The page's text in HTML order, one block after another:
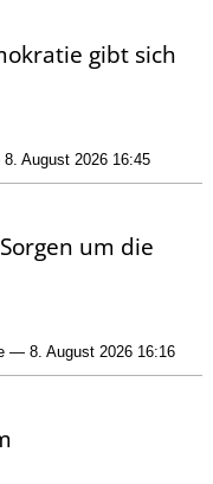
gibt sich
August 2026 16:45
um die
— 8. August 2026 16:16